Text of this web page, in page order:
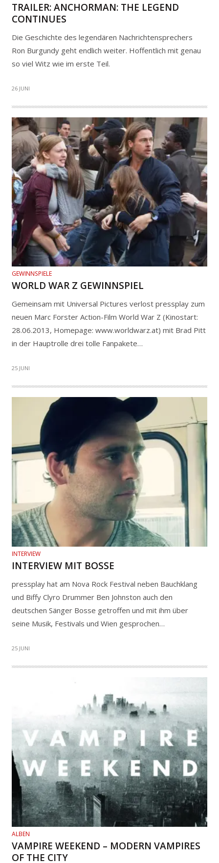
TRAILER: ANCHORMAN: THE LEGEND
CONTINUES
Die Geschichte des legendären Nachrichtensprechers
Ron Burgundy geht endlich weiter. Hoffentlich mit genau
so viel Witz wie im erste Teil.
26 JUNI
GEWINNSPIELE
WORLD WAR Z GEWINNSPIEL
Gemeinsam mit Universal Pictures verlost pressplay zum
neuen Marc Forster Action-Film World War Z (Kinostart:
28.06.2013, Homepage: www.worldwarz.at) mit Brad Pitt
in der Hauptrolle drei tolle Fanpakete…
25 JUNI
INTERVIEW
INTERVIEW MIT BOSSE
pressplay hat am Nova Rock Festival neben Bauchklang
und Biffy Clyro Drummer Ben Johnston auch den
deutschen Sänger Bosse getroffen und mit ihm über
seine Musik, Festivals und Wien gesprochen…
25 JUNI
ALBEN
VAMPIRE WEEKEND – MODERN VAMPIRES
OF THE CITY